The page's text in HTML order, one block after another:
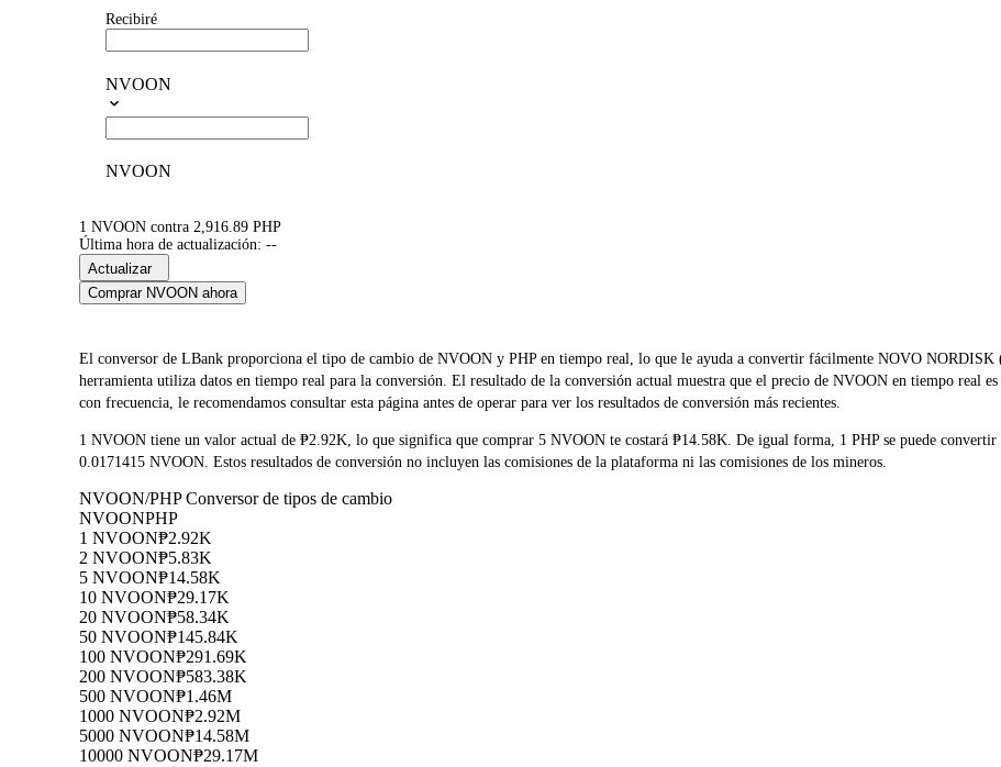
Recibiré
NVOON
NVOON
1 NVOON contra 2,916.89 PHP
Última hora de actualización: --
Actualizar
Comprar NVOON ahora
El conversor de LBank proporciona el tipo de cambio de NVOON y PHP en tiempo real, lo que le ayuda a convertir fácilmente NOVO
herramienta utiliza datos en tiempo real para la conversión. El resultado de la conversión actual muestra que el precio de NVOON en tiempo real
con frecuencia, le recomendamos consultar esta página antes de operar para ver los resultados de conversión más recientes.
1 NVOON tiene un valor actual de ₱2.92K, lo que significa que comprar 5 NVOON te costará ₱14.58K. De igual forma, 1 PHP se puede
0.0171415 NVOON. Estos resultados de conversión no incluyen las comisiones de la plataforma ni las comisiones de los mineros.
NVOON/PHP Conversor de tipos de cambio
NVOONPHP
1 NVOON₱2.92K
2 NVOON₱5.83K
5 NVOON₱14.58K
10 NVOON₱29.17K
20 NVOON₱58.34K
50 NVOON₱145.84K
100 NVOON₱291.69K
200 NVOON₱583.38K
500 NVOON₱1.46M
1000 NVOON₱2.92M
5000 NVOON₱14.58M
10000 NVOON₱29.17M